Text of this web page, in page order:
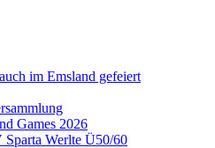
im Emsland gefeiert
Games 2026
Sparta Werlte Ü50/60